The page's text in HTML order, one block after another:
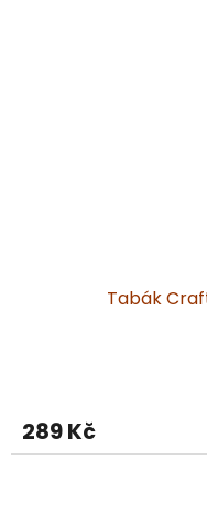
Tabák
289 Kč